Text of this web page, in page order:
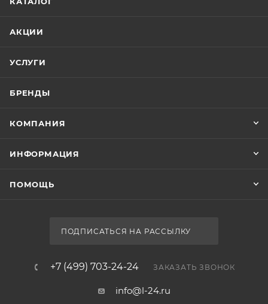
АКЦИИ
УСЛУГИ
БРЕНДЫ
КОМПАНИЯ
ИНФОРМАЦИЯ
ПОМОЩЬ
ПОДПИСАТЬСЯ НА РАССЫЛКУ
+7 (499) 703-24-24 ЗАКАЗАТЬ ЗВОНОК
info@l-24.ru